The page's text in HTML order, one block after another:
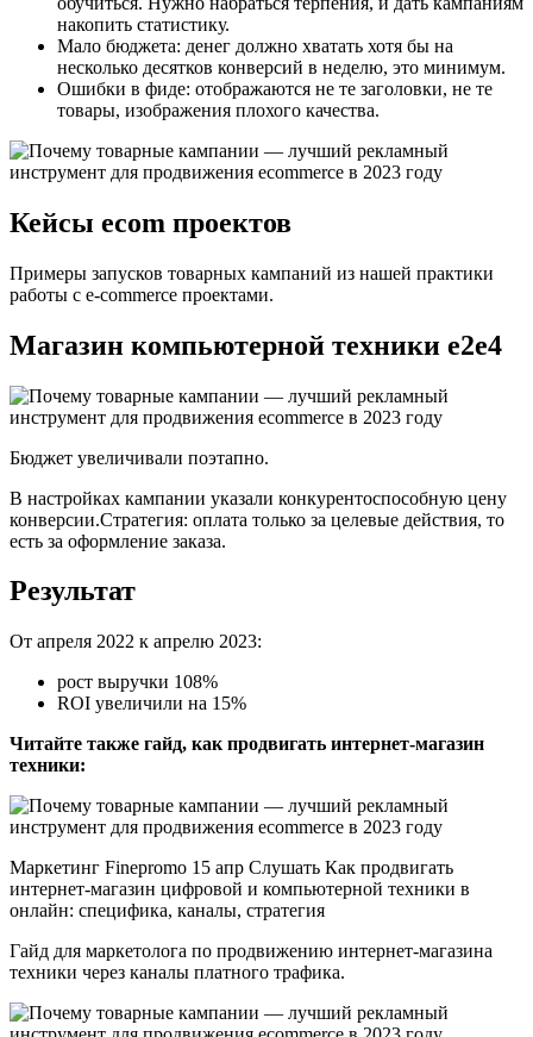
накопить статистику.
Мало бюджета: денег должно хватать хотя бы на
несколько десятков конверсий в неделю, это минимум.
Ошибки в фиде: отображаются не те заголовки, не те
товары, изображения плохого качества.
Кейсы ecom проектов
Примеры запусков товарных кампаний из нашей практики
работы с e-commerce проектами.
Магазин компьютерной техники e2e4
Бюджет увеличивали поэтапно.
В настройках кампании указали конкурентоспособную цену
конверсии.Стратегия: оплата только за целевые действия, то
есть за оформление заказа.
Результат
От апреля 2022 к апрелю 2023:
рост выручки 108%
ROI увеличили на 15%
Читайте также гайд, как продвигать интернет-магазин
техники:
Маркетинг Finepromo 15 апр Слушать Как продвигать
интернет-магазин цифровой и компьютерной техники в
онлайн: специфика, каналы, стратегия
Гайд для маркетолога по продвижению интернет-магазина
техники через каналы платного трафика.